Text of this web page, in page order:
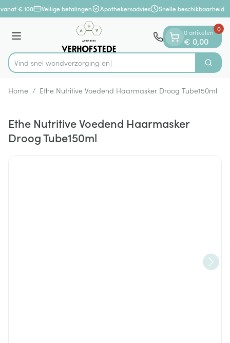
Ga naar de inhoud
1 van 1
€ 100 Veilige betalingen Apothekersadvies Snelle beschikbaarheid
Menu
Product, merk, categorie...
Vind snel wondverzo Zoek
0 artikelen
€ 0,00
0
Home / Ethe Nutritive Voedend Haarmasker Droog Tube150ml
Ethe Nutritive Voedend Haarmasker
Droog Tube150ml